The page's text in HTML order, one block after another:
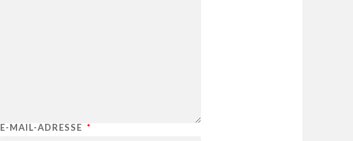
E-MAIL-ADRESSE *